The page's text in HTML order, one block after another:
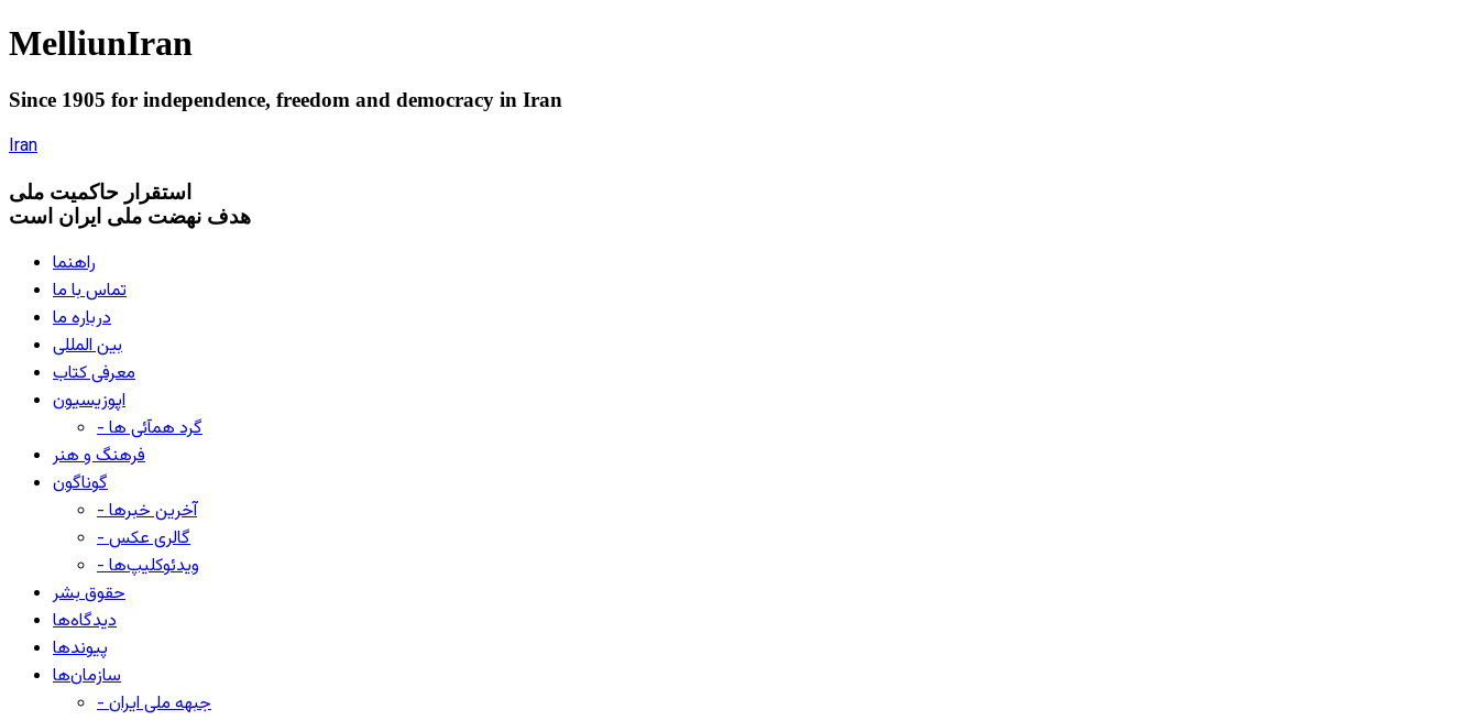
MelliunIran
Since 1905 for independence, freedom and democracy in Iran
Iran
استقرار حاکميت ملی
هدف نهضت ملی ایران است
راهنما
تماس با ما
درباره ما
بین المللی
معرفی کتاب
اپوزیسیون
- گرد همآئی ها
فرهنگ و هنر
گوناگون
- آخرین خبرها
- گالری عکس
- ویدئوکلیپ‌ها
حقوق بشر
دیدگاه‌ها
پیوندها
سازمان‌ها
- جبهه ملی ایران